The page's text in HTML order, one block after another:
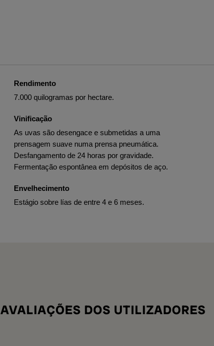
Rendimento
7.000 quilogramas por hectare.
Vinificação
As uvas são desengace e submetidas a uma
prensagem suave numa prensa pneumática.
Desfangamento de 24 horas por gravidade.
Fermentação espontânea em depósitos de aço.
Envelhecimento
Estágio sobre lías de entre 4 e 6 meses.
AVALIAÇÕES DOS UTILIZADORES